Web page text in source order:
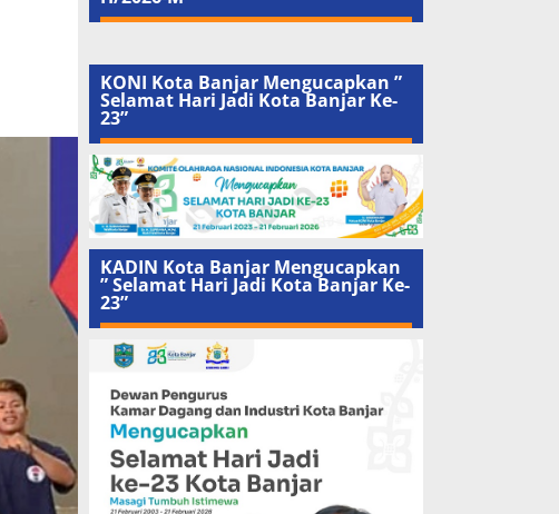
KONI Kota Banjar Mengucapkan ”
Selamat Hari Jadi Kota Banjar Ke-
23”
KADIN Kota Banjar Mengucapkan
” Selamat Hari Jadi Kota Banjar Ke-
23”